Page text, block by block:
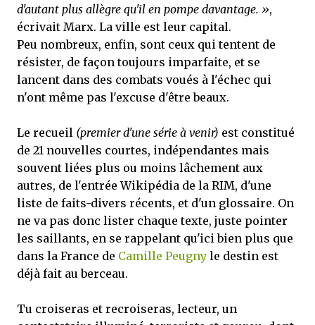
d'autant plus allègre qu'il en pompe davantage. »,
écrivait Marx. La ville est leur capital.
Peu nombreux, enfin, sont ceux qui tentent de
résister, de façon toujours imparfaite, et se
lancent dans des combats voués à l'échec qui
n'ont même pas l'excuse d'être beaux.
Le recueil (premier d'une série à venir) est constitué
de 21 nouvelles courtes, indépendantes mais
souvent liées plus ou moins lâchement aux
autres, de l'entrée Wikipédia de la RIM, d'une
liste de faits-divers récents, et d'un glossaire. On
ne va pas donc lister chaque texte, juste pointer
les saillants, en se rappelant qu'ici bien plus que
dans la France de Camille Peugny le destin est
déjà fait au berceau.
Tu croiseras et recroiseras, lecteur, un